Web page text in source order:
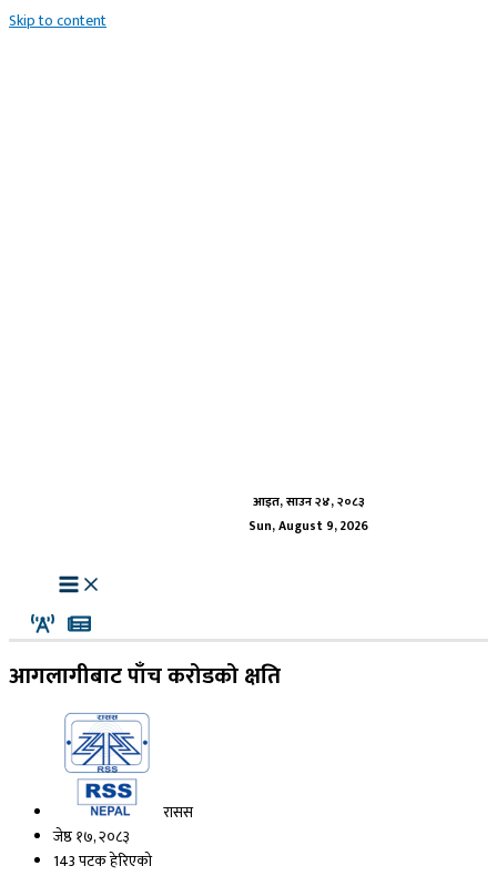
Skip to content
आइत, साउन २४, २०८३
Sun, August 9, 2026
आगलागीबाट पाँच करोडको क्षति
रासस
जेष्ठ १७, २०८३
143 पटक हेरिएको